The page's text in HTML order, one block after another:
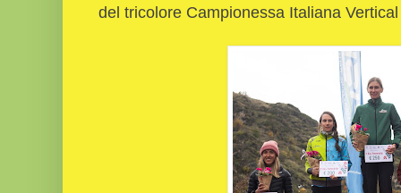
del tricolore Campionessa Italiana